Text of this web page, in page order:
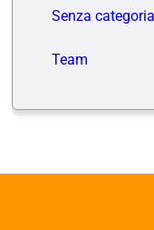
Senza categoria
Team